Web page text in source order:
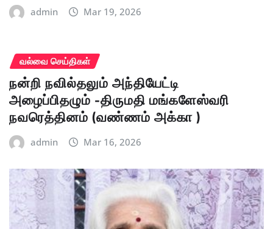
admin Mar 19, 2026
வல்வை செய்திகள்
நன்றி நவில்தலும் அந்தியேட்டி
அழைப்பிதழும் -திருமதி மங்களேஸ்வரி
நவரெத்தினம் (வண்ணம் அக்கா )
admin Mar 16, 2026